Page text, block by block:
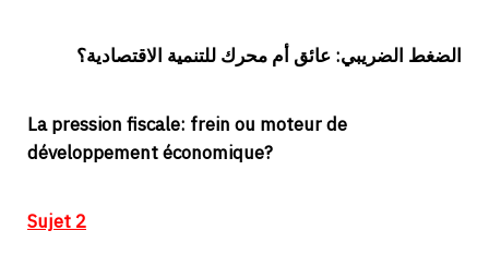
الضغط الضريبي: عائق أم محرك للتنمية الاقتصادية؟
La pression fiscale: frein ou moteur de
développement économique?
Sujet 2